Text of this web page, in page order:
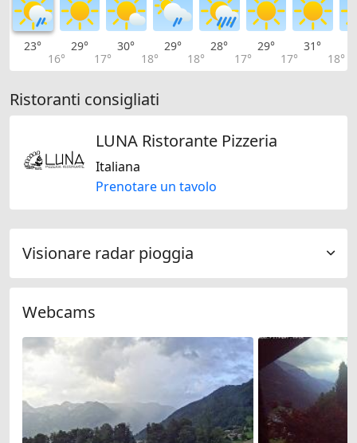
23°
16°
29°
17°
30°
18°
29°
18°
28°
17°
29°
17°
31°
18°
Ristoranti consigliati
LUNA Ristorante Pizzeria
Italiana
Prenotare un tavolo
Visionare radar pioggia
Webcams